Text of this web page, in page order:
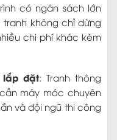
có ngân sách lớn
không chỉ dừng
chi phí khác kèm
lắp đặt: Tranh thông
máy móc chuyên
và đội ngũ thi công